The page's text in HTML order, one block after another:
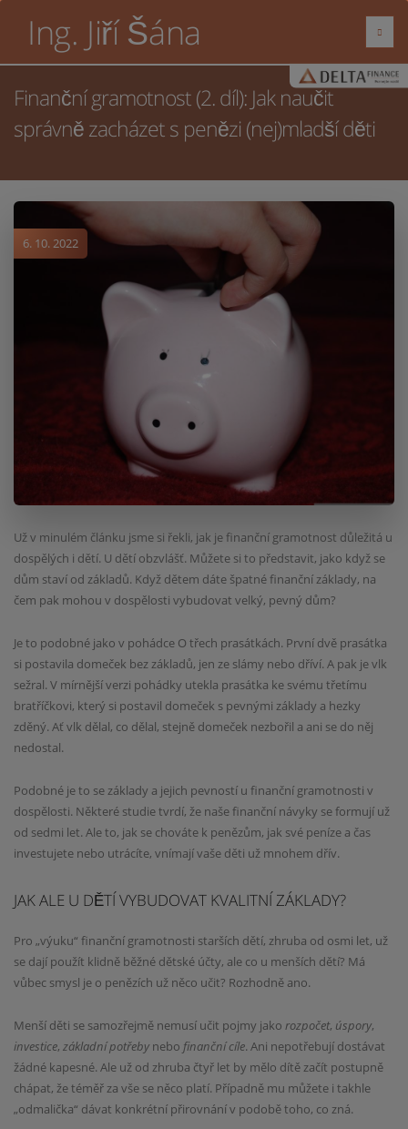
Ing. Jiří Šána
Finanční gramotnost (2. díl): Jak naučit
správně zacházet s penězi (nej)mladší děti
6. 10. 2022
Už v minulém článku jsme si řekli, jak je finanční gramotnost důležitá u
dospělých i dětí. U dětí obzvlášť. Můžete si to představit, jako když se
dům staví od základů. Když dětem dáte špatné finanční základy, na
čem pak mohou v dospělosti vybudovat velký, pevný dům?
Je to podobné jako v pohádce O třech prasátkách. První dvě prasátka
si postavila domeček bez základů, jen ze slámy nebo dříví. A pak je vlk
sežral. V mírnější verzi pohádky utekla prasátka ke svému třetímu
bratříčkovi, který si postavil domeček s pevnými základy a hezky
zděný. Ať vlk dělal, co dělal, stejně domeček nezbořil a ani se do něj
nedostal.
Podobné je to se základy a jejich pevností u finanční gramotnosti v
dospělosti. Některé studie tvrdí, že naše finanční návyky se formují už
od sedmi let. Ale to, jak se chováte k penězům, jak své peníze a čas
investujete nebo utrácíte, vnímají vaše děti už mnohem dřív.
JAK ALE U DĚTÍ VYBUDOVAT KVALITNÍ ZÁKLADY?
Pro „výuku“ finanční gramotnosti starších dětí, zhruba od osmi let, už
se dají použít klidně běžné dětské účty, ale co u menších dětí? Má
vůbec smysl je o penězích už něco učit? Rozhodně ano.
Menší děti se samozřejmě nemusí učit pojmy jako rozpočet, úspory,
investice, základní potřeby nebo finanční cíle. Ani nepotřebují dostávat
žádné kapesné. Ale už od zhruba čtyř let by mělo dítě začít postupně
chápat, že téměř za vše se něco platí. Případně mu můžete i takhle
„odmalička“ dávat konkrétní přirovnání v podobě toho, co zná.